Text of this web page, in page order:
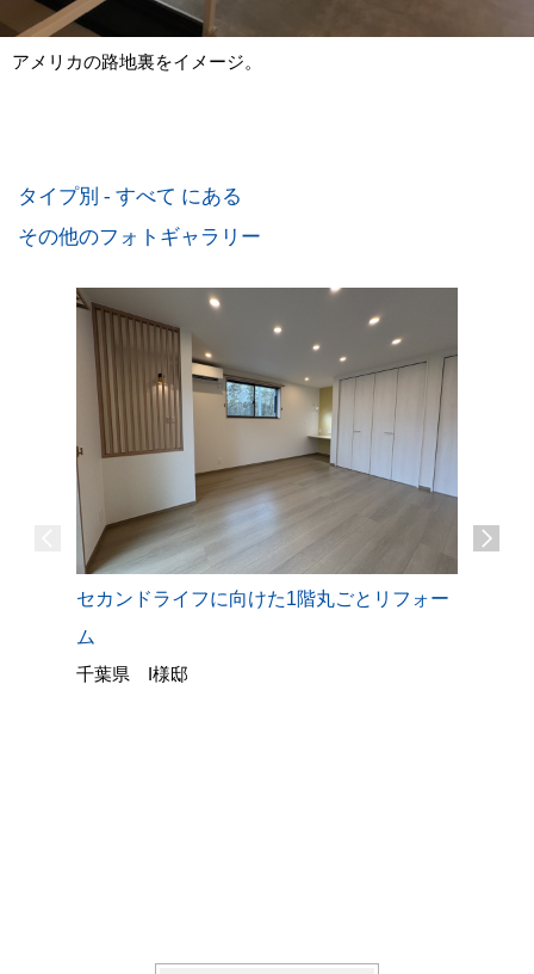
アメリカの路地裏をイメージ。
タイプ別 - すべて にある
その他のフォトギャラリー
セカンドライフに向けた1階丸ごとリフォー
ム
千葉県 I様邸